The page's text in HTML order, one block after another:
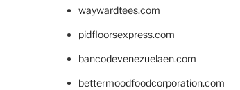
waywardtees.com
pidfloorsexpress.com
bancodevenezuelaen.com
bettermoodfoodcorporation.com